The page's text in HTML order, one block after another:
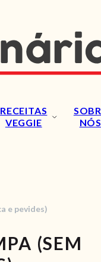
RECEITAS
VEGGIE
NÓS
e pevides)
(SEM